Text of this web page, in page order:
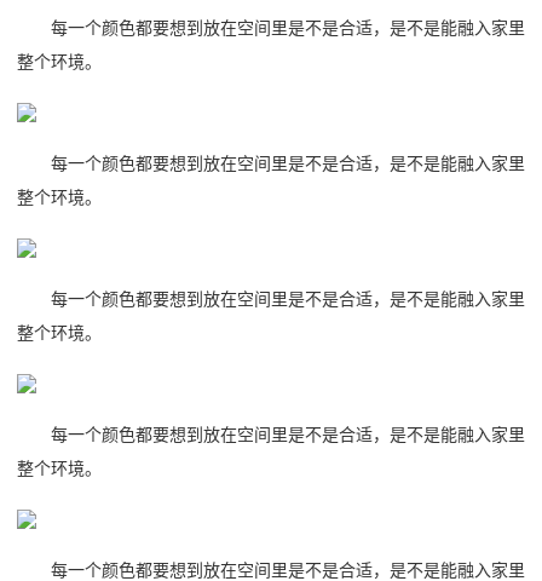
每一个颜色都要想到放在空间里是不是合适，是不是能融入家里
整个环境。
每一个颜色都要想到放在空间里是不是合适，是不是能融入家里
整个环境。
每一个颜色都要想到放在空间里是不是合适，是不是能融入家里
整个环境。
每一个颜色都要想到放在空间里是不是合适，是不是能融入家里
整个环境。
每一个颜色都要想到放在空间里是不是合适，是不是能融入家里